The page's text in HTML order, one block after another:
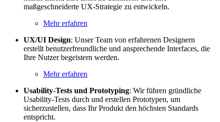
maßgeschneiderte UX-Strategie zu entwickeln.
Mehr erfahren
UX/UI Design: Unser Team von erfahrenen Designern
erstellt benutzerfreundliche und ansprechende Interfaces, die
Ihre Nutzer begeistern werden.
Mehr erfahren
Usability-Tests und Prototyping: Wir führen gründliche
Usability-Tests durch und erstellen Prototypen, um
sicherzustellen, dass Ihr Produkt den höchsten Standards
entspricht.